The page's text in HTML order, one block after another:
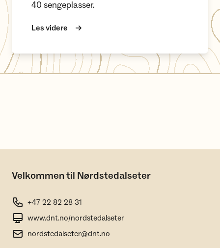
40 sengeplasser.
Les videre
Velkommen til Nørdstedalseter
+47 22 82 28 31
www.dnt.no/nordstedalseter
nordstedalseter@dnt.no